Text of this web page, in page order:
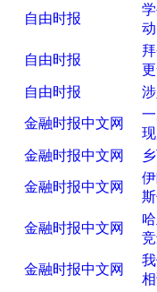
自由时报
动
自由时报
自由时报
金融时报中文网
金融时报中文网
金融时报中文网
金融时报中文网
金融时报中文网